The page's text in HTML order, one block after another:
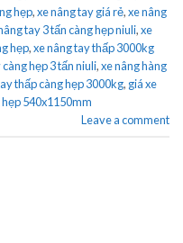
hẹp,xe nâng tay giá rẻ,xe nâng
tay 3 tấn càng hẹp niuli,xe
hẹp,xe nâng tay thấp 3000kg
hẹp 3 tấn niuli,xe nâng hàng
thấp càng hẹp 3000kg, giá xe
540x1150mm
Leave a comment